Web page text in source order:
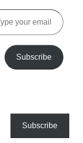
Type
your
Subscribe
Subscribe